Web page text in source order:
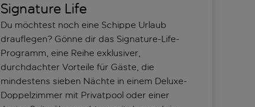
Signature Life
Du möchtest noch eine Schippe Urlaub
drauflegen? Gönne dir das Signature-Life-
Programm, eine Reihe exklusiver,
durchdachter Vorteile für Gäste, die
mindestens sieben Nächte in einem Deluxe-
Doppelzimmer mit Privatpool oder einer